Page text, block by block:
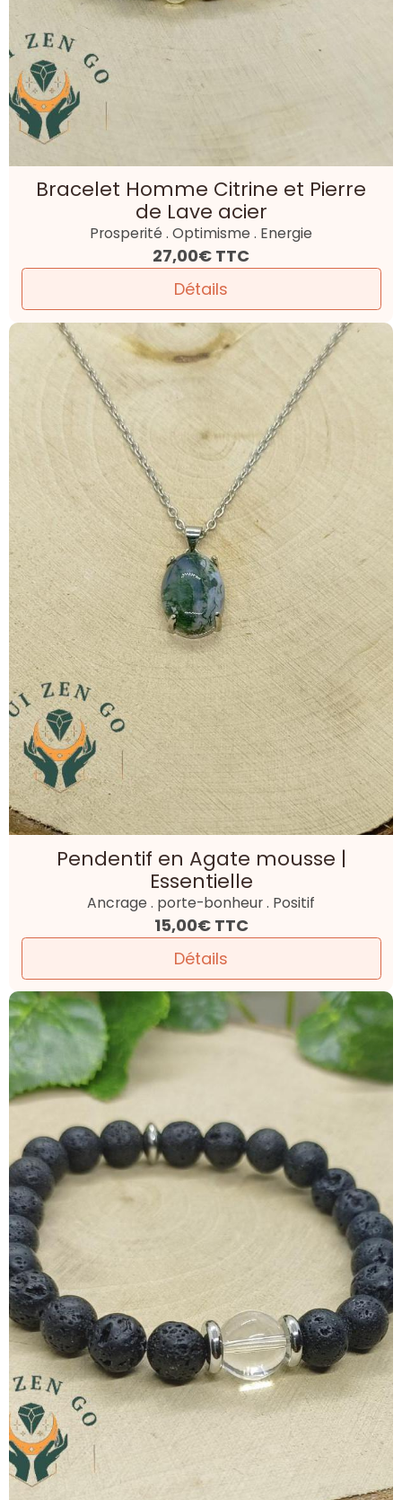
Bracelet Homme Citrine et Pierre
de Lave acier
Prosperité . Optimisme . Energie
27,00€ TTC
Détails
Pendentif en Agate mousse |
Essentielle
Ancrage . porte-bonheur . Positif
15,00€ TTC
Détails